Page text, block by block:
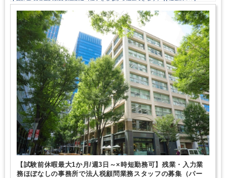
週数日OK（出勤日数相談可能） 週3日からOK 週4日勤務 週5日勤務
時短勤務の相談OK 勤務開始時間の相談OK 勤務終了時間の相談OK 朝遅め
10時以降出社OK 定時早め 16時以前退社OK フルタイム
1日5時間以内でもOK 時短OK 1日7時間未満勤務OK 9時30分出社OK
残業なし 残業少なめ 残業月10時間未満 残業20時間未満
駅から徒歩5分以内 オフィスカジュアルOK ドリンクサービスあり
パーテーション区切りあり 少人数の職場（所属部門の人数3人以下）
研修・資格取得支援 教育環境が充実 社内システム等のOJT
業務手順等のOJT 土日祝休み 弥生会計 freee e-Tax
【試験前休暇最大1か月/週3日～×時短勤務可】残業・入力業
務ほぼなしの事務所で法人税顧問業務スタッフの募集（パー